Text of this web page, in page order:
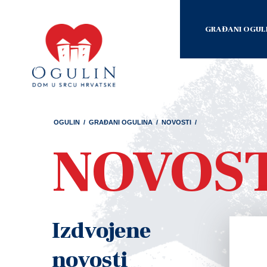
GRAĐANI
OGULIN / GRAĐANI OGULINA / NOVOSTI /
Izdvojene
novosti